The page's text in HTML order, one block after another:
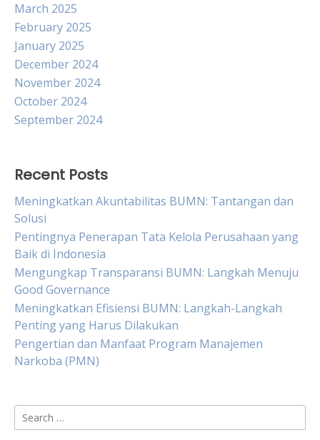
March 2025
February 2025
January 2025
December 2024
November 2024
October 2024
September 2024
Recent Posts
Meningkatkan Akuntabilitas BUMN: Tantangan dan
Solusi
Pentingnya Penerapan Tata Kelola Perusahaan yang
Baik di Indonesia
Mengungkap Transparansi BUMN: Langkah Menuju
Good Governance
Meningkatkan Efisiensi BUMN: Langkah-Langkah
Penting yang Harus Dilakukan
Pengertian dan Manfaat Program Manajemen
Narkoba (PMN)
Search
for: